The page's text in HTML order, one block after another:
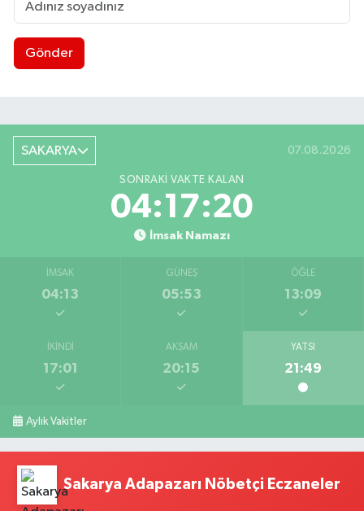
Gönder
SAKARYA 07.08.2026
SONRAKI VAKTE KALAN
04:17:19
İmsak Namazı
İMSAK
04:13
GÜNEŞ
05:53
ÖĞLE
13:09
İKINDI
17:01
AKŞAM
20:15
YATSI
21:49
Aylık Vakitler
Sakarya Adapazarı Nöbetçi Eczaneler